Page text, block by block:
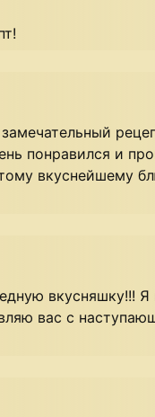
понравился и
вкуснейшему
вкусняшку!!!
вас с